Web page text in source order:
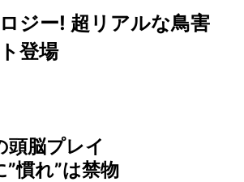
ジー! 超リアルな鳥害
登場
頭脳プレイ
”慣れ”は禁物